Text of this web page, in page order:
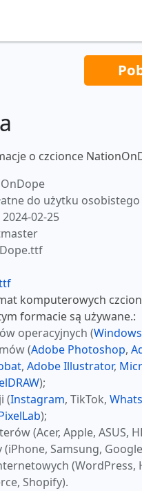
o czcionce
do użytku osobistego
2024-02-25
komputerowych
formacie są używane.:
operacyjnych (Windows
(Adobe Photoshop,
, Adobe Illustrator,
);
(Instagram, TikTok,
);
(Acer, Apple, ASUS,
Samsung,
(WordPress,
Shopify).